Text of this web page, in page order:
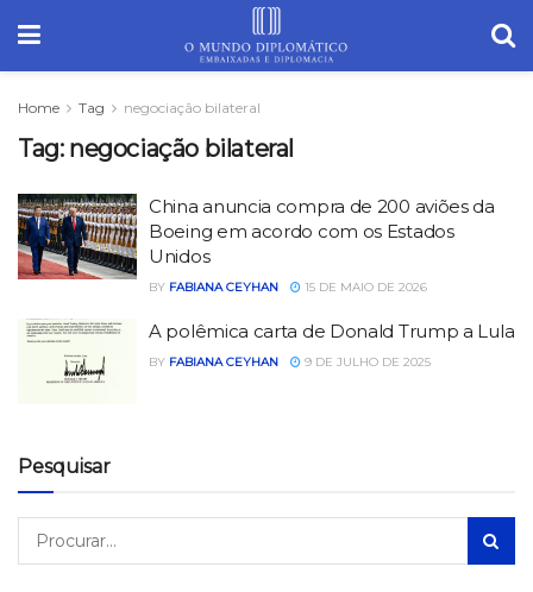
Home Tag negociação bilateral
Tag: negociação bilateral
China anuncia compra de 200 aviões da
Boeing em acordo com os Estados
Unidos
BY FABIANA CEYHAN 15 DE MAIO DE 2026
A polêmica carta de Donald Trump a Lula
BY FABIANA CEYHAN 9 DE JULHO DE 2025
Pesquisar